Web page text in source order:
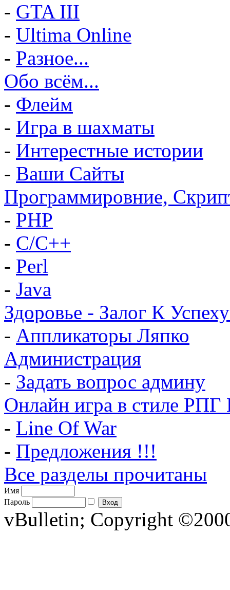
- GTA III
- Ultima Online
- Разное...
Обо всём...
- Флейм
- Игра в шахматы
- Интерестные истории
- Ваши Сайты
Программировние,
- PHP
- C/C++
- Perl
- Java
Здоровье - Залог К
- Аппликаторы Ляпко
Администрация
- Задать вопрос админу
Онлайн игра в стиле РПГ
- Line Of War
- Предложения !!!
Все разделы прочитаны
Имя
Пароль
vBulletin; Copyright